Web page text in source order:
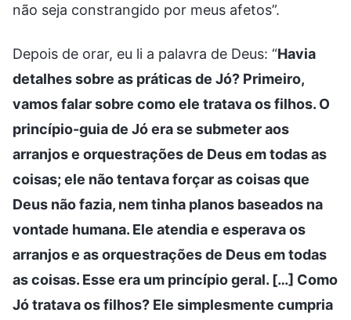
não seja constrangido por meus afetos”.
Depois de orar, eu li a palavra de Deus: “Havia
detalhes sobre as práticas de Jó? Primeiro,
vamos falar sobre como ele tratava os filhos. O
princípio-guia de Jó era se submeter aos
arranjos e orquestrações de Deus em todas as
coisas; ele não tentava forçar as coisas que
Deus não fazia, nem tinha planos baseados na
vontade humana. Ele atendia e esperava os
arranjos e as orquestrações de Deus em todas
as coisas. Esse era um princípio geral. […] Como
Jó tratava os filhos? Ele simplesmente cumpria